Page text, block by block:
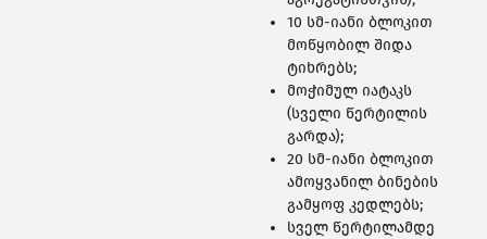
10 სმ-იანი ბლოკით
მოწყობილ შიდა
ტიხრებს;
მოჭიმულ იატაკს
(სველი წერტილის
გარდა);
20 სმ-იანი ბლოკით
ამოყვანილ ბინების
გამყოფ კედლებს;
სველ წერტილამდე